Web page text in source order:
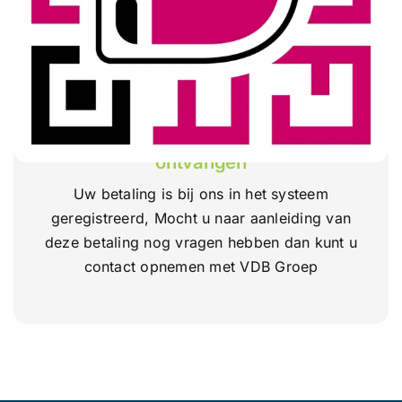
Over ons
ContactHARTELIJK DANK VOOR UW
Wij hebben uw betaling succevol
ontvangen
Uw betaling is bij ons in het systeem
geregistreerd, Mocht u naar aanleiding van
deze betaling nog vragen hebben dan kunt u
contact opnemen met VDB Groep